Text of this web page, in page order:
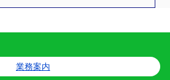
業務案内